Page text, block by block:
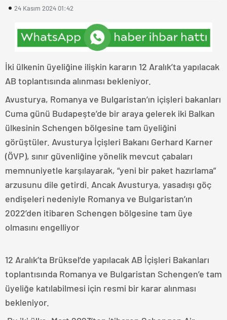
24 Kasım 2024 01:42
İki ülkenin üyeliğine ilişkin kararın 12 Aralık’ta yapılacak
AB toplantısında alınması bekleniyor.
Avusturya, Romanya ve Bulgaristan’ın içişleri bakanları
Cuma günü Budapeşte’de bir araya gelerek iki Balkan
ülkesinin Schengen bölgesine tam üyeliğini
görüştüler. Avusturya İçişleri Bakanı Gerhard Karner
(ÖVP), sınır güvenliğine yönelik mevcut çabaları
memnuniyetle karşılayarak, “yeni bir paket hazırlama”
arzusunu dile getirdi. Ancak Avusturya, yasadışı göç
endişeleri nedeniyle Romanya ve Bulgaristan’ın
2022’den itibaren Schengen bölgesine tam üye
olmasını engelliyor
12 Aralık’ta Brüksel’de yapılacak AB İçişleri Bakanları
toplantısında Romanya ve Bulgaristan Schengen’e tam
üyeliğe katılabilmesi için resmi bir karar alınması
bekleniyor.